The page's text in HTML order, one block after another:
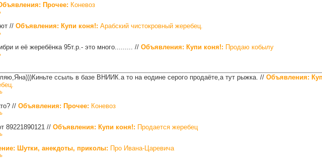
Прочее: Коневоз
// Объявления: Купи коня!: Арабский чистокровный жеребец.
и её жеребёнка 95т.р.- это много......... // Объявления: Купи коня!: Продаю кобылу
ссыль в базе ВНИИК.а то на еодине серого продаёте,а тут рыжка. // Объявления:
// Объявления: Прочее: Коневоз
89221890121 // Объявления: Купи коня!: Продается жеребец
Шутки, анекдоты, приколы: Про Ивана-Царевича